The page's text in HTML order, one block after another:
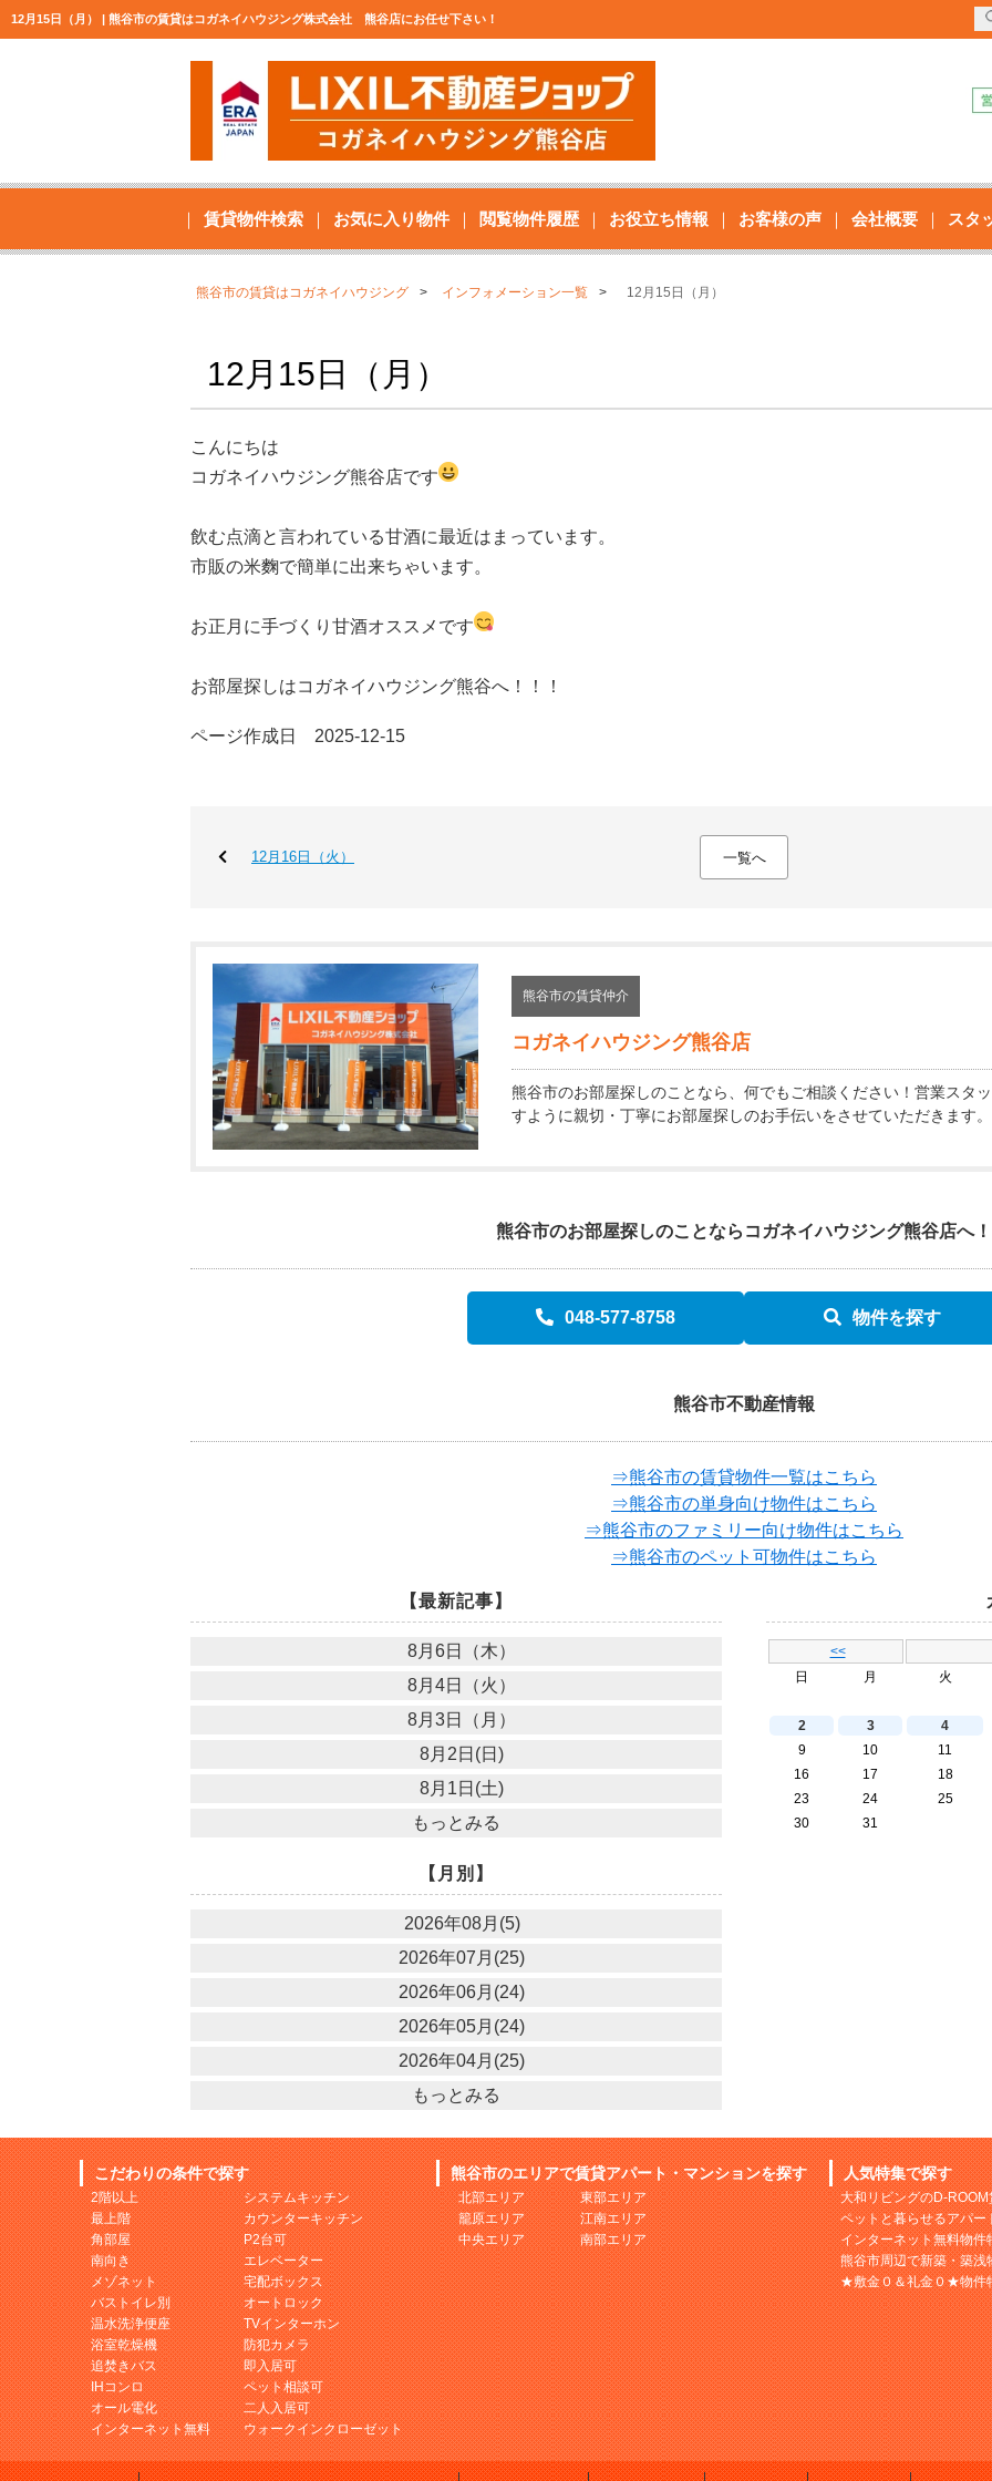
12月15日（月） | 熊谷市の賃貸はコガネイハウジング株式会社 熊谷店にお任せ下さい！
賃貸物件検索 お気に入り物件 閲覧物件履歴 お役立ち情報 お客様の声 会社概要 スタ
熊谷市の賃貸はコガネイハウジング インフォメーション一覧 12月15日（月）
12月15日（月）
こんにちは
コガネイハウジング熊谷店です
飲む点滴と言われている甘酒に最近はまっています。
市販の米麴で簡単に出来ちゃいます。
お正月に手づくり甘酒オススメです
お部屋探しはコガネイハウジング熊谷へ！！！
ページ作成日 2025-12-15
12月16日（火） 一覧へ
熊谷市の賃貸仲介
コガネイハウジング熊谷店
熊谷市のお部屋探しのことなら、何でもご相談ください！営業スタ
すように親切・丁寧にお部屋探しのお手伝いをさせていただきます。
熊谷市のお部屋探しのことなら コガネイハウジング熊谷店へ！
048-577-8758 物件を探す
熊谷市不動産情報
⇒熊谷市の賃貸物件一覧はこちら
⇒熊谷市の単身向け物件はこちら
⇒熊谷市のファミリー向け物件はこちら
⇒熊谷市のペット可物件はこちら
【最新記事】
8月6日（木）
8月4日（火）
8月3日（月）
8月2日(日)
8月1日(土)
もっとみる
<<
日
月 火
2
3 4
9
10 11
16
17 18
23
24 25
30
31
【月別】
2026年08月(5)
2026年07月(25)
2026年06月(24)
2026年05月(24)
2026年04月(25)
もっとみる
こだわりの条件で探す
2階以上
最上階
角部屋
南向き
メゾネット
バストイレ別
温水洗浄便座
浴室乾燥機
追焚きバス
IHコンロ
オール電化
インターネット無料
システムキッチン
カウンターキッチン
P2台可
エレベーター
宅配ボックス
オートロック
TVインターホン
防犯カメラ
即入居可
ペット相談可
二人入居可
ウォークインクローゼット
熊谷市のエリアで賃貸アパート・マンションを探す
北部エリア
籠原エリア
中央エリア
東部エリア
江南エリア
南部エリア
人気特集で探す
大和リビングのD-
ペットと暮らせるアパー
インターネット無料物件
熊谷市周辺で新築・築
★敷金０＆礼金０★物件